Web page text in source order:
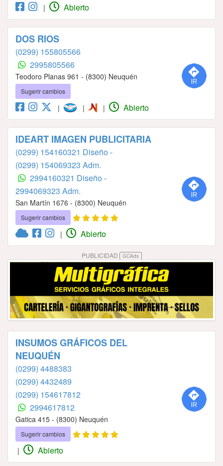
| Abierto
DOS RIOS
(0299) 155805566
2995805566
Teodoro Planas 961 - (8300) Neuquén
Sugerir cambios
| | | Abierto
IDEART IMAGEN PUBLICITARIA
(0299) 154160321 Diseño -
(0299) 154069323 Adm.
2994160321 Diseño -
2994069323 Adm.
San Martín 1676 - (8300) Neuquén
Sugerir cambios
| Abierto
PUBLICIDAD GCAds
INSUMOS GRÁFICOS DEL
NEUQUÉN
(0299) 4488383
(0299) 4432489
(0299) 154617812
2994617812
Gatica 415 - (8300) Neuquén
Sugerir cambios
| Abierto